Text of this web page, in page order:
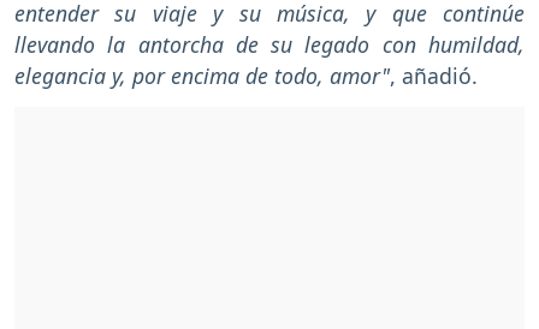
entender su viaje y su música, y que continúe
llevando la antorcha de su legado con humildad,
elegancia y, por encima de todo, amor", añadió.